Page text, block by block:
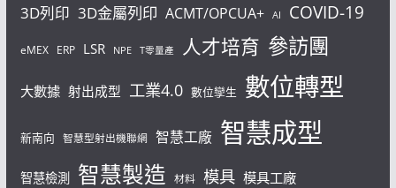
3D列印 3D金屬列印 ACMT/OPCUA+ AI COVID-19
eMEX ERP LSR NPE T零量產 人才培育 參訪團
大數據 射出成型 工業4.0 數位孿生 數位轉型
新南向 智慧型射出機聯網 智慧工廠 智慧成型
智慧檢測 智慧製造 材料 模具 模具工廠